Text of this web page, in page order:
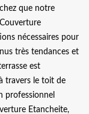
que notre
nécessaires pour
très tendances et
est
travers le toit de
professionnel
Etancheite,